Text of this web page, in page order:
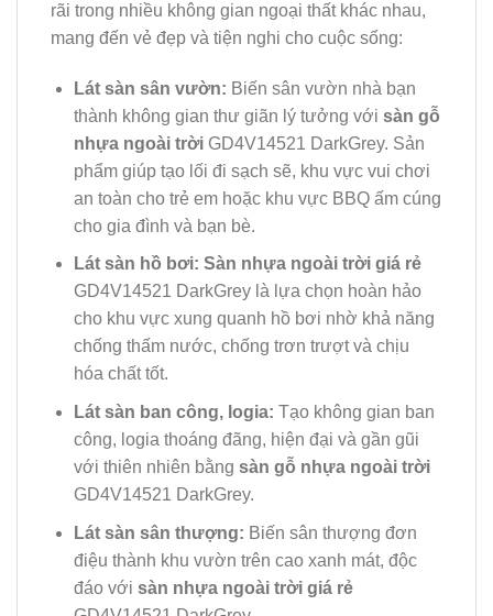
rãi trong nhiều không gian ngoại thất khác nhau,
mang đến vẻ đẹp và tiện nghi cho cuộc sống:
Lát sàn sân vườn: Biến sân vườn nhà bạn
thành không gian thư giãn lý tưởng với sàn gỗ
nhựa ngoài trờiGD4V14521 DarkGrey. Sản
phẩm giúp tạo lối đi sạch sẽ, khu vực vui chơi
an toàn cho trẻ em hoặc khu vực BBQ ấm cúng
cho gia đình và bạn bè.
Lát sàn hồ bơi: Sàn nhựa ngoài trời giá rẻ
GD4V14521 DarkGrey là lựa chọn hoàn hảo
cho khu vực xung quanh hồ bơi nhờ khả năng
chống thấm nước, chống trơn trượt và chịu
hóa chất tốt.
Lát sàn ban công, logia: Tạo không gian ban
công, logia thoáng đãng, hiện đại và gần gũi
với thiên nhiên bằng sàn gỗ nhựa ngoài trời
GD4V14521 DarkGrey.
Lát sàn sân thượng: Biến sân thượng đơn
điệu thành khu vườn trên cao xanh mát, độc
đáo với sàn nhựa ngoài trời giá rẻ